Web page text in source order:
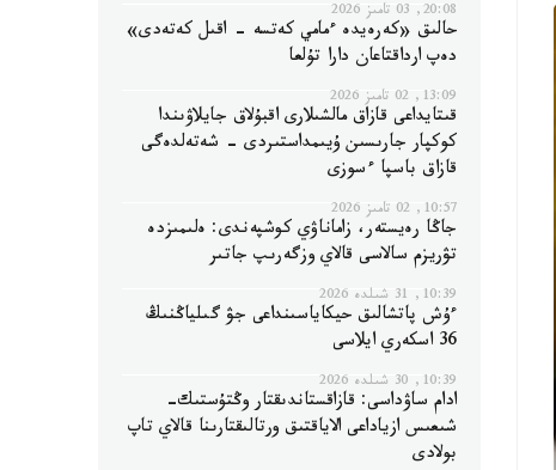
20:08, 03 تامىز 2026
حالىق «كەرەيدە ءمامي كەتسە - اقىل كەتەدى»
دەپ ارداقتاعان دارا تۇلعا
13:09, 02 تامىز 2026
قىتايداعى قازاق مالشىلارى اقبۇلاق جايلاۋىندا
كوكپار جارىسىن ۇيىمداستىردى - شەتەلدەگى
قازاق باسپا ءسوزى
10:57, 02 تامىز 2026
جاڭا رەيستەر، زاماناۋي كوشپەندى: ەلىمىزدە
تۋريزم سالاسى قالاي وزگەرىپ جاتىر
10:39, 31 شىلدە 2026
ءۇش پاتشالىق حيكاياسىنداعى جۋ گىلياڭنىڭ
36 اسكەري ايلاسى
10:39, 30 شىلدە 2026
ادام ساۋداسى: قازاقستاندىقتار وڭتۇستىك-
شىعىس ازياداعى الاياقتىق ورتالىقتارىنا قالاي تاپ
بولادى